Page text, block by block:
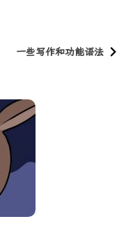
一些写作和功能语法